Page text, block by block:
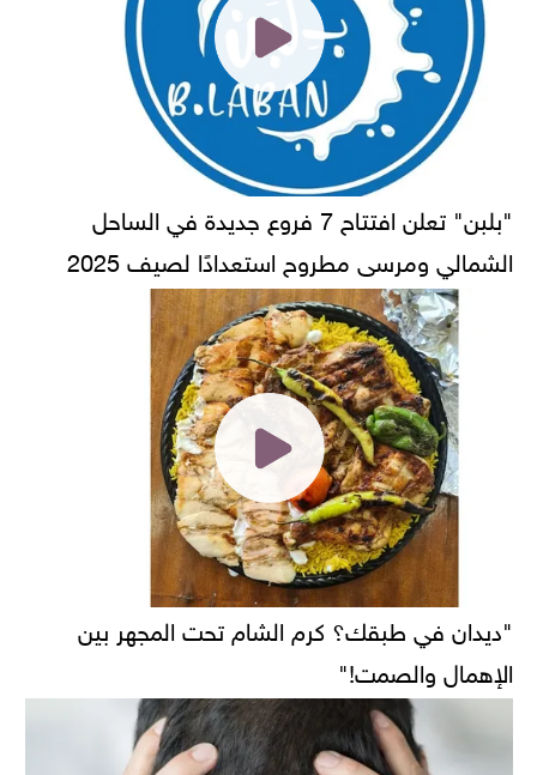
"بلبن" تعلن افتتاح 7 فروع جديدة في الساحل
الشمالي ومرسى مطروح استعدادًا لصيف 2025
"ديدان في طبقك؟ كرم الشام تحت المجهر بين
الإهمال والصمت!"